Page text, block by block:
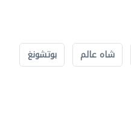
شاه عالم بوتشونغ